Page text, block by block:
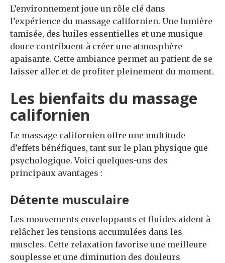
L’environnement joue un rôle clé dans
l’expérience du massage californien. Une lumière
tamisée, des huiles essentielles et une musique
douce contribuent à créer une atmosphère
apaisante. Cette ambiance permet au patient de se
laisser aller et de profiter pleinement du moment.
Les bienfaits du massage
californien
Le massage californien offre une multitude
d’effets bénéfiques, tant sur le plan physique que
psychologique. Voici quelques-uns des
principaux avantages :
Détente musculaire
Les mouvements enveloppants et fluides aident à
relâcher les tensions accumulées dans les
muscles. Cette relaxation favorise une meilleure
souplesse et une diminution des douleurs